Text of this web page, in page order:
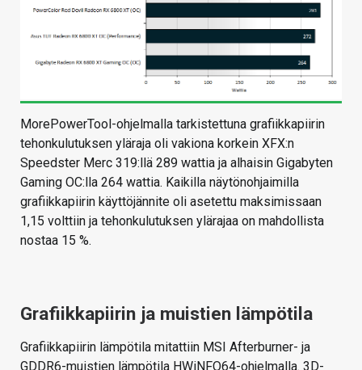
MorePowerTool-ohjelmalla tarkistettuna grafiikkapiirin
tehonkulutuksen yläraja oli vakiona korkein XFX:n
Speedster Merc 319:llä 289 wattia ja alhaisin Gigabyten
Gaming OC:lla 264 wattia. Kaikilla näytönohjaimilla
grafiikkapiirin käyttöjännite oli asetettu maksimissaan
1,15 volttiin ja tehonkulutuksen ylärajaa on mahdollista
nostaa 15 %.
Grafiikkapiirin ja muistien lämpötila
Grafiikkapiirin lämpötila mitattiin MSI Afterburner- ja
GDDR6-muistien lämpötila HWiNFO64-ohjelmalla. 3D-